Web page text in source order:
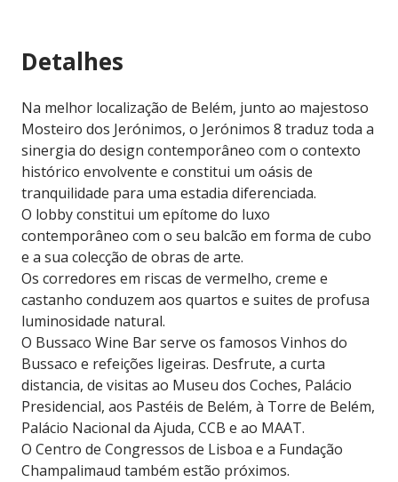
Detalhes
Na melhor localização de Belém, junto ao majestoso
Mosteiro dos Jerónimos, o Jerónimos 8 traduz toda a
sinergia do design contemporâneo com o contexto
histórico envolvente e constitui um oásis de
tranquilidade para uma estadia diferenciada.
O lobby constitui um epítome do luxo
contemporâneo com o seu balcão em forma de cubo
e a sua colecção de obras de arte.
Os corredores em riscas de vermelho, creme e
castanho conduzem aos quartos e suites de profusa
luminosidade natural.
O Bussaco Wine Bar serve os famosos Vinhos do
Bussaco e refeições ligeiras. Desfrute, a curta
distancia, de visitas ao Museu dos Coches, Palácio
Presidencial, aos Pastéis de Belém, à Torre de Belém,
Palácio Nacional da Ajuda, CCB e ao MAAT.
O Centro de Congressos de Lisboa e a Fundação
Champalimaud também estão próximos.